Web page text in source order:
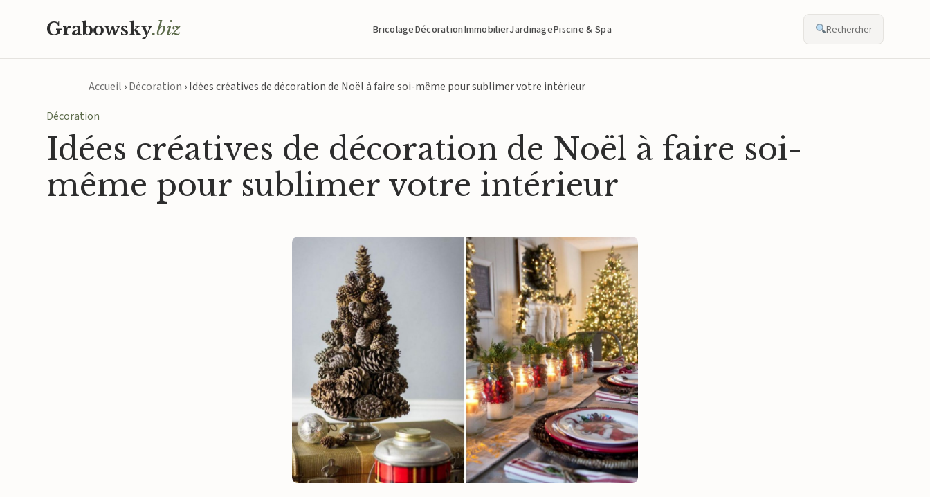
Grabowsky.biz BricolageDécorationImmobilierJardinagePiscine & Spa Rechercher
Accueil ›Décoration ›Idées créatives de décoration de Noël à faire soi-même pour sublimer votre intérieur
Décoration
Idées créatives de décoration de Noël à faire soi-
même pour sublimer votre intérieur